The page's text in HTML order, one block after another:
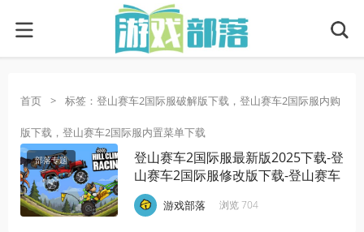
首页 > 标签：登山赛车2国际服破解版下载，登山赛车2国际服内购
版下载，登山赛车2国际服内置菜单下载
部落专题
登山赛车2国际服最新版2025下载-登
山赛车2国际服修改版下载-登山赛车
2国际服下载合集
游戏部落 浏览 704